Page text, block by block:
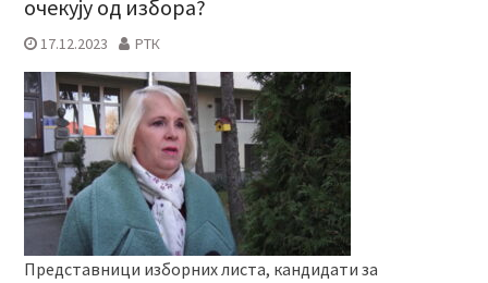
очекују од избора?
17.12.2023 РТК
Представници изборних листа, кандидати за